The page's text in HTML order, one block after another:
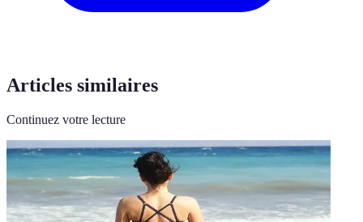
Articles similaires
Continuez votre lecture